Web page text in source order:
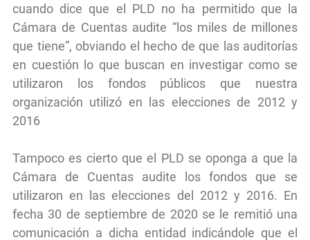
cuando dice que el PLD no ha permitido que la
Cámara de Cuentas audite “los miles de millones
que tiene”, obviando el hecho de que las auditorías
en cuestión lo que buscan en investigar como se
utilizaron los fondos públicos que nuestra
organización utilizó en las elecciones de 2012 y
2016
Tampoco es cierto que el PLD se oponga a que la
Cámara de Cuentas audite los fondos que se
utilizaron en las elecciones del 2012 y 2016. En
fecha 30 de septiembre de 2020 se le remitió una
comunicación a dicha entidad indicándole que el